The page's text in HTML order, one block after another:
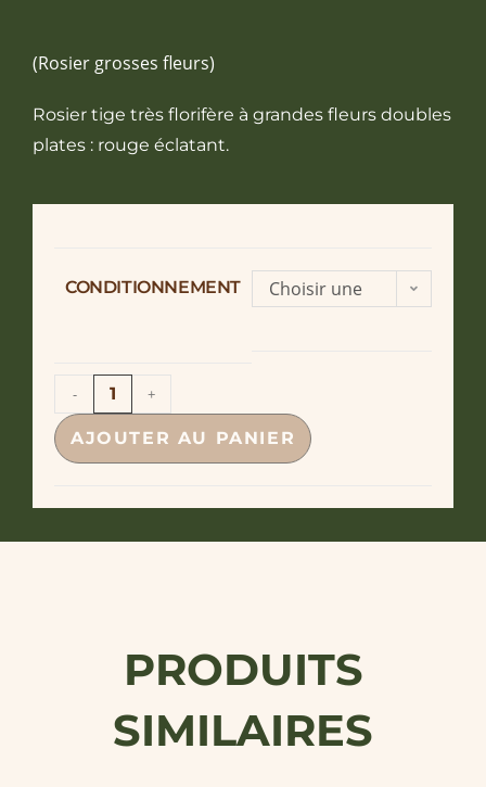
(Rosier grosses fleurs)
Rosier tige très florifère à grandes fleurs doubles
plates : rouge éclatant.
CONDITIONNEMENT
Choisir une
- +
AJOUTER AU PANIER
PRODUITS
SIMILAIRES